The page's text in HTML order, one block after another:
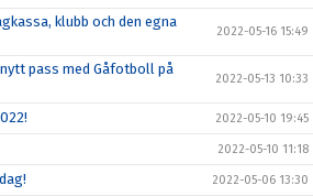
klubb och den egna
2022-05-16 15:49
pass med Gåfotboll på
2022-05-13 10:33
2022-05-10 19:45
2022-05-10 11:18
2022-05-06 13:30